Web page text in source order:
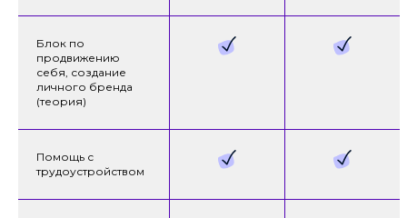
Блок по
продвижению
себя, создание
личного бренда
(теория)
Помощь с
трудоустройством
* Скидки при единовременной оплате
Варианты оплаты уточняйте у специалистов
приемной комиссии
О СРЕДЕ ОБУЧЕНИЯ